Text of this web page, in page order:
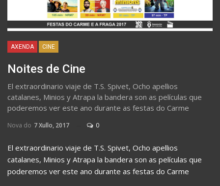
AXENDA CINE
Noites de Cine
El extraordinario viaje de T.S. Spivet, Ocho apellios
catalanes, Minios y Atrapa la bandera son as películas que
poderemos ver este ano durante as festas do Carme
Nova do 7 Xullo, 2017 0
El extraordinario viaje de T.S. Spivet, Ocho apellios
catalanes, Minios y Atrapa la bandera son as películas que
poderemos ver este ano durante as festas do Carme